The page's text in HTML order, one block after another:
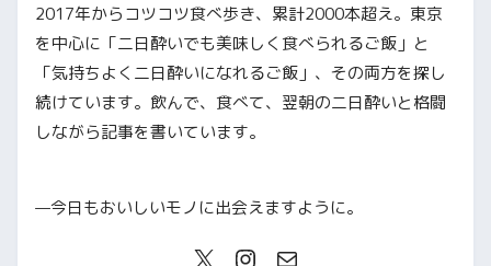
2017年からコツコツ食べ歩き、累計2000本超え。東京
を中心に「二日酔いでも美味しく食べられるご飯」と
「気持ちよく二日酔いになれるご飯」、その両方を探し
続けています。飲んで、食べて、翌朝の二日酔いと格闘
しながら記事を書いています。
—今日もおいしいモノに出会えますように。